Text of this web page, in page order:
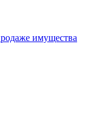
имущества